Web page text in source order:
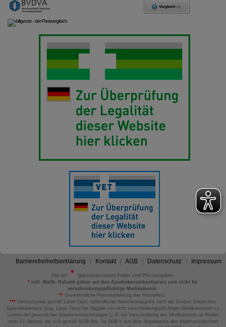
Barrierefreiheitserklärung Kontakt AGB Datenschutz Impressum
Alle mit
gekennzeichneten Felder sind Pflichtangaben.
*inkl. MwSt. Rabatte gelten auf den Apothekenverkaufspreis und nicht für
verschreibungspflichtige Medikamente.
** Unverbindliche Preisempfehlung des Herstellers.
*** Verkaufspreis gemäß Lauer-Taxe; verbindlicher Abrechnungspreis nach der Großen Deutschen
Spezialitätentaxe (sog. Lauer-Taxe) bei Abgabe von nicht verschreibungspflichtigen Medikamenten zu
Lasten der gesetzlichen Krankenversicherungen (z.B. bei Verschreibung des Medikaments an Kinder
unter 12 Jahren), die sich gemäß §129 Abs. 5a SGB V aus dem Abgabepreis des pharmazeutischen